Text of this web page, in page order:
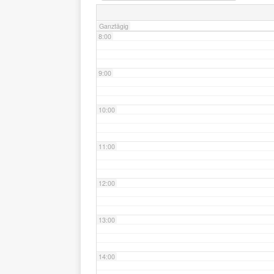
Ganztägig
8:00
9:00
10:00
11:00
12:00
13:00
14:00